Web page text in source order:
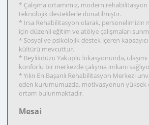
* Çalışma ortamımız, modern rehabilitasyon
teknolojik desteklerle donatılmıştır.
* İrsa Rehabilitasyon olarak, personelimizin
için düzenli eğitim ve atölye çalışmaları
* Sosyal ve psikolojik destek içeren kapsayıcı
kültürü mevcuttur.
* Beylikdüzü Yakuplu lokasyonunda,
konforlu bir merkezde çalışma imkanı
* Yılın En Başarılı Rehabilitasyon Merkezi
eden kurumumuzda, motivasyonun
ortam bulunmaktadır.
Mesai